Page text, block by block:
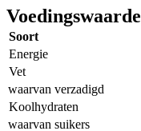
Soort
Energie
Vet
waarvan verzadigd
Koolhydraten
waarvan suikers